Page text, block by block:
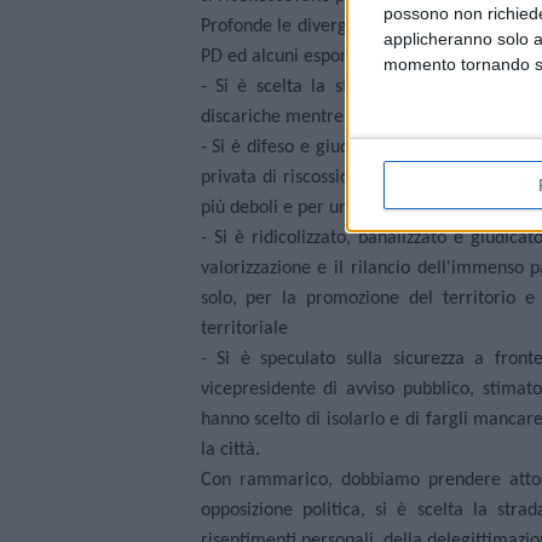
possono non
applicheranno solo
momento tornando
Profonde le divergenze politiche e
PD ed alcuni esponenti di rilievo di
- Si è scelta la strada del silenzio sulle
discariche mentre noi le portavamo in
- Si è difeso e giudicato impeccabile il
privata di riscossione da noi cacciata
più deboli e per una gestione poco
- Si è ridicolizzato, banalizzato e
valorizzazione e il rilancio dell'immenso
solo, per la promozione del territorio e
territoriale
- Si è speculato sulla sicurezza a
vicepresidente di avviso pubblico,
hanno scelto di isolarlo e di fargli
la città.
Con rammarico, dobbiamo prendere
opposizione politica, si è scelta la